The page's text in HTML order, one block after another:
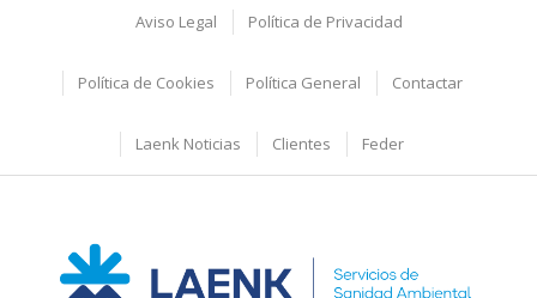
Aviso Legal Política de Privacidad
Política de Cookies Política General Contactar
Laenk Noticias Clientes Feder